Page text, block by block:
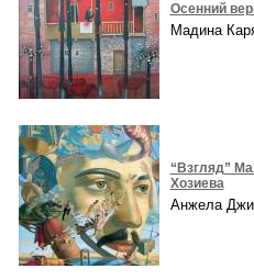
Осенний
Мадина
“Взгляд”
Хозиева
Анжела